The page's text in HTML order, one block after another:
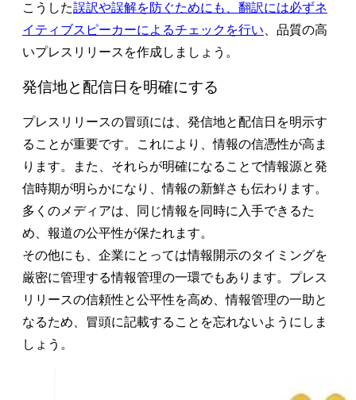
こうした誤訳や誤解を防ぐためにも、翻訳には必ずネ
イティブスピーカーによるチェックを行い 、品質の高
いプレスリリースを作成しましょう。
発信地と配信日を明確にする
プレスリリースの冒頭には、発信地と配信日を明示す
ることが重要です。これにより、情報の信憑性が高ま
ります。また、それらが明確になることで情報源と発
信時期が明らかになり、情報の新鮮さも伝わります。
多くのメディアは、同じ情報を同時に入手できるた
め、報道の公平性が保たれます。
その他にも、企業にとっては情報開示のタイミングを
厳密に管理する情報管理の一環でもあります。プレス
リリースの信頼性と公平性を高め、情報管理の一助と
なるため、冒頭に記載することを忘れないようにしま
しょう。